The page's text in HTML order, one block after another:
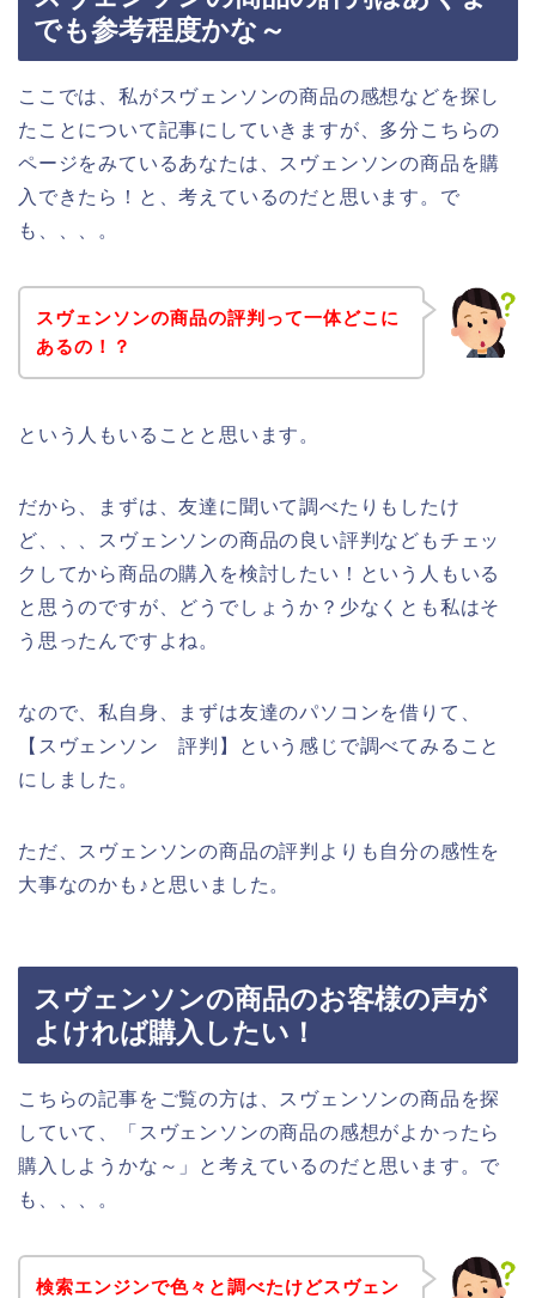
でも参考程度かな～
ここでは、私がスヴェンソンの商品の感想などを探し
たことについて記事にしていきますが、多分こちらの
ページをみているあなたは、スヴェンソンの商品を購
入できたら！と、考えているのだと思います。で
も、、、。
スヴェンソンの商品の評判って一体どこに
あるの！？
という人もいることと思います。
だから、まずは、友達に聞いて調べたりもしたけ
ど、、、スヴェンソンの商品の良い評判などもチェッ
クしてから商品の購入を検討したい！という人もいる
と思うのですが、どうでしょうか？少なくとも私はそ
う思ったんですよね。
なので、私自身、まずは友達のパソコンを借りて、
【スヴェンソン 評判】という感じで調べてみること
にしました。
ただ、スヴェンソンの商品の評判よりも自分の感性を
大事なのかも♪と思いました。
スヴェンソンの商品のお客様の声が
よければ購入したい！
こちらの記事をご覧の方は、スヴェンソンの商品を探
していて、「スヴェンソンの商品の感想がよかったら
購入しようかな～」と考えているのだと思います。で
も、、、。
検索エンジンで色々と調べたけどスヴェン